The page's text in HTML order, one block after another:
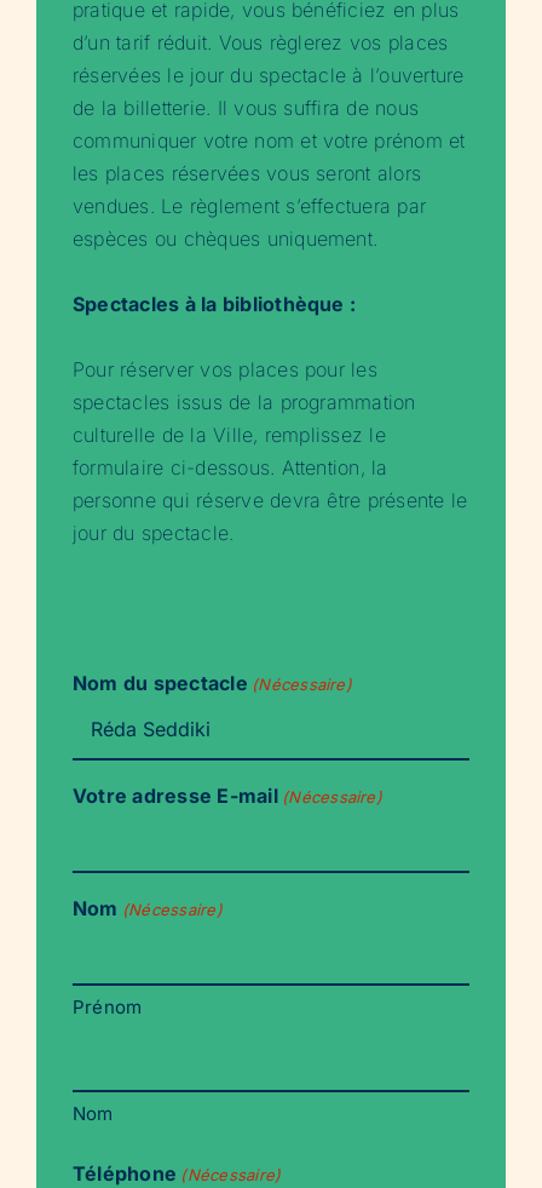
pratique et rapide, vous bénéficiez en plus
d’un tarif réduit. Vous règlerez vos places
réservées le jour du spectacle à l’ouverture
de la billetterie. Il vous suffira de nous
communiquer votre nom et votre prénom et
les places réservées vous seront alors
vendues. Le règlement s’effectuera par
espèces ou chèques uniquement.
Spectacles à la bibliothèque :
Pour réserver vos places pour les
spectacles issus de la programmation
culturelle de la Ville, remplissez le
formulaire ci-dessous. Attention, la
personne qui réserve devra être présente le
jour du spectacle.
Nom du spectacle (Nécessaire)
Votre adresse E-mail (Nécessaire)
Nom (Nécessaire)
Prénom
Nom
Téléphone (Nécessaire)